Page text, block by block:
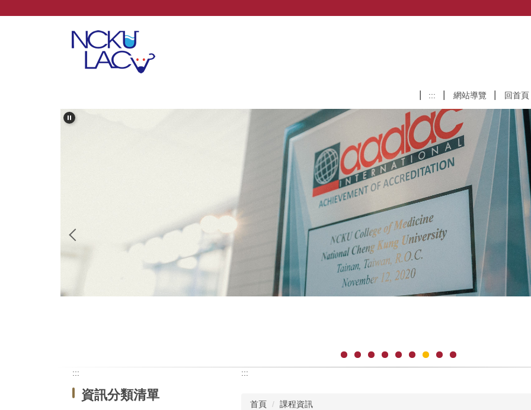
:::
網站導覽 回首頁
:::
資訊分類清單
:::
首頁 課程資訊